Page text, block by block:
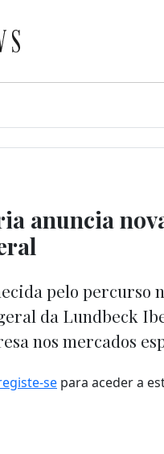
anuncia
pelo percurso
da Lundbeck
nos mercados
se para aceder a